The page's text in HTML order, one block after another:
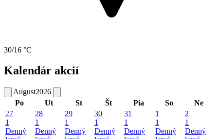
30/16 °C
Kalendár akcií
August2026
Po
Ut St Št Pia So
Ne
27
1
Denný
28
1
Denný
29
1
Denný
30
1
Denný
31
1
Denný
1
1
Denný
2
1
Denný